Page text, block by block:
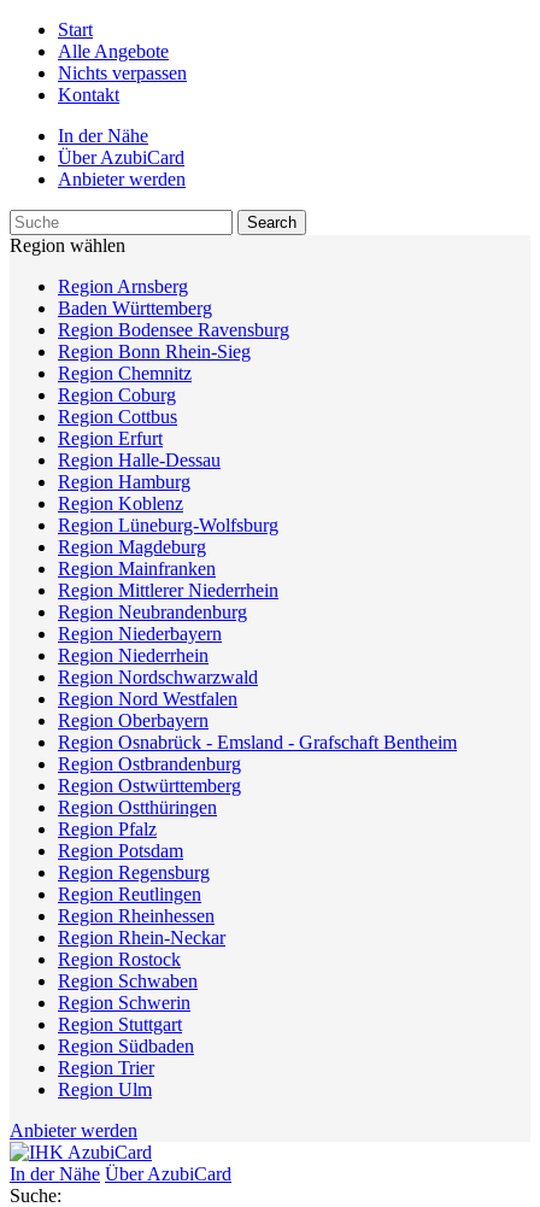
Start
Alle Angebote
Nichts verpassen
Kontakt
In der Nähe
Über AzubiCard
Anbieter werden
Region wählen
Region Arnsberg
Baden Württemberg
Region Bodensee Ravensburg
Region Bonn Rhein-Sieg
Region Chemnitz
Region Coburg
Region Cottbus
Region Erfurt
Region Halle-Dessau
Region Hamburg
Region Koblenz
Region Lüneburg-Wolfsburg
Region Magdeburg
Region Mainfranken
Region Mittlerer Niederrhein
Region Neubrandenburg
Region Niederbayern
Region Niederrhein
Region Nordschwarzwald
Region Nord Westfalen
Region Oberbayern
Region Osnabrück - Emsland - Grafschaft Bentheim
Region Ostbrandenburg
Region Ostwürttemberg
Region Ostthüringen
Region Pfalz
Region Potsdam
Region Regensburg
Region Reutlingen
Region Rheinhessen
Region Rhein-Neckar
Region Rostock
Region Schwaben
Region Schwerin
Region Stuttgart
Region Südbaden
Region Trier
Region Ulm
Anbieter werden
In der Nähe Über AzubiCard
Suche: